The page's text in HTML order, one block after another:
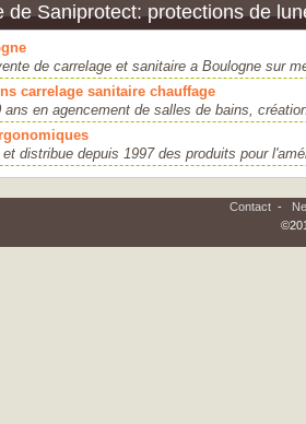
de Saniprotect: protections de
de carrelage et sanitaire a Boulogne sur
carrelage sanitaire chauffage
en agencement de salles de bains,
distribue depuis 1997 des produits pour
Contact-